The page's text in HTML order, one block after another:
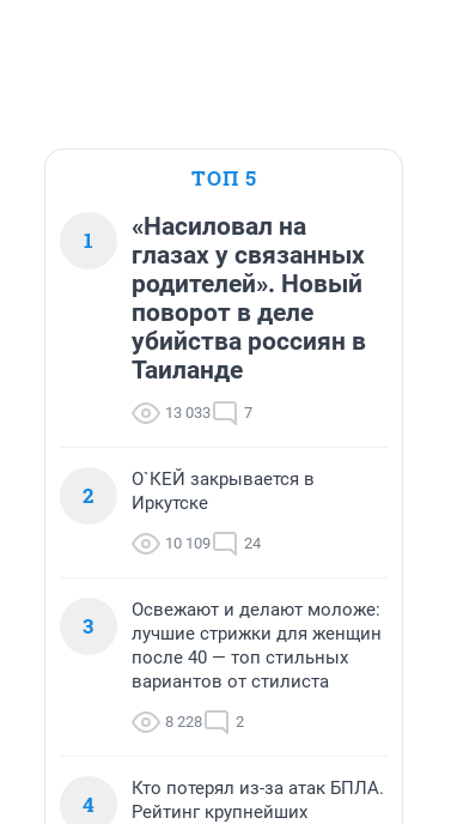
ТОП 5
1
«Насиловал на
глазах у связанных
родителей». Новый
поворот в деле
убийства россиян в
Таиланде
13 033 7
2
О`КЕЙ закрывается в
Иркутске
10 109 24
3
Освежают и делают моложе:
лучшие стрижки для женщин
после 40 — топ стильных
вариантов от стилиста
8 228 2
4
Кто потерял из-за атак БПЛА.
Рейтинг крупнейших